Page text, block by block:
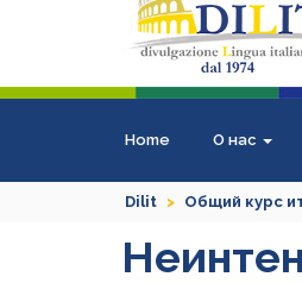
Home О нас
Dilit Общий курс